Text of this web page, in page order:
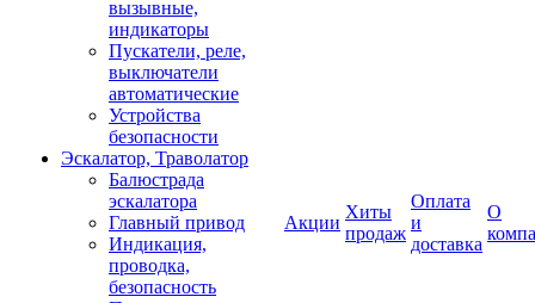
вызывные,
индикаторы
Пускатели, реле,
выключатели
автоматические
Устройства
безопасности
Эскалатор, Траволатор
Балюстрада
эскалатора
Главный привод
Индикация,
проводка,
безопасность
Акции
Хиты
продаж
Оплата
и
доставка
О